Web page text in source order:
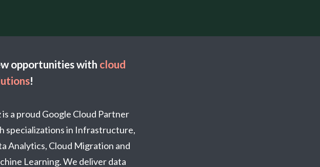
opportunities with cloud
!
is a proud Google Cloud Partner
specializations in Infrastructure,
Analytics, Cloud Migration and
Learning. We deliver data